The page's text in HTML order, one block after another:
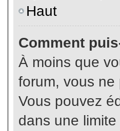
Haut
Comment
À moins que
forum, vous
Vous pouvez
dans une